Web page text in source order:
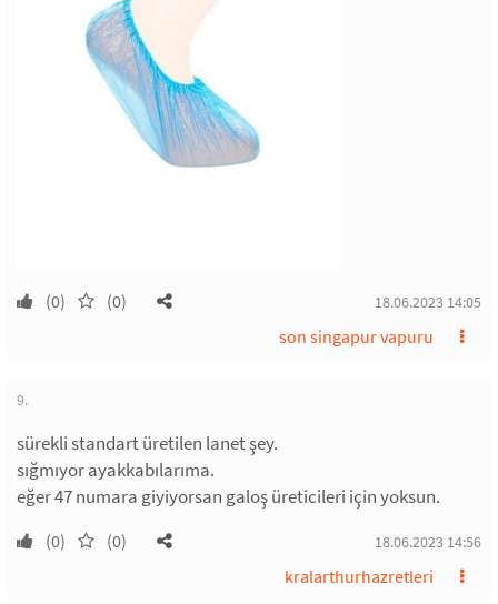
(0) (0) 18.06.2023 14:05
son singapur vapuru
9.
sürekli standart üretilen lanet şey.
sığmıyor ayakkabılarıma.
eğer 47 numara giyiyorsan galoş üreticileri için yoksun.
(0) (0) 18.06.2023 14:56
kralarthurhazretleri